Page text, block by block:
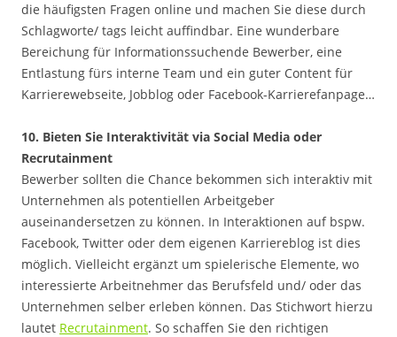
die häufigsten Fragen online und machen Sie diese durch
Schlagworte/ tags leicht auffindbar. Eine wunderbare
Bereichung für Informationssuchende Bewerber, eine
Entlastung fürs interne Team und ein guter Content für
Karrierewebseite, Jobblog oder Facebook-Karrierefanpage…
10. Bieten Sie Interaktivität via Social Media oder
Recrutainment
Bewerber sollten die Chance bekommen sich interaktiv mit
Unternehmen als potentiellen Arbeitgeber
auseinandersetzen zu können. In Interaktionen auf bspw.
Facebook, Twitter oder dem eigenen Karriereblog ist dies
möglich. Vielleicht ergänzt um spielerische Elemente, wo
interessierte Arbeitnehmer das Berufsfeld und/ oder das
Unternehmen selber erleben können. Das Stichwort hierzu
lautet Recrutainment. So schaffen Sie den richtigen